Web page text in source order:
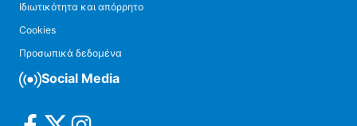
Ιδιωτικότητα και απόρρητο
Cookies
Προσωπικά δεδομένα
Social Media